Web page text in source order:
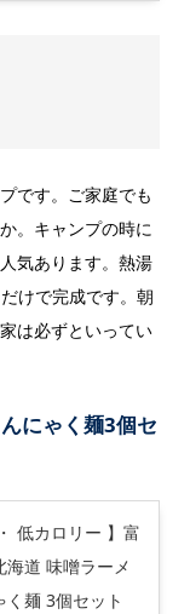
です。ご家庭でも
。キャンプの時に
気あります。熱湯
けで完成です。朝
は必ずといってい
にゃく麺3個セ
低カロリー 】富
海道 味噌ラーメ
く麺 3個セット